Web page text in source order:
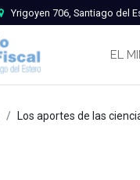
Yrigoyen 706, Santiago del
EL
Los aportes de las ciencias a la Investigación del